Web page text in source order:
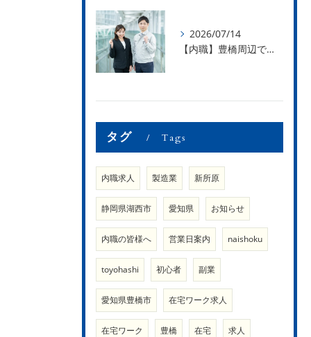
2026/07/14
【内職】豊橋周辺で内職のお仕事を探している方募集中！【内職さまのお声②】
タグ Tags
内職求人 製造業 新所原
静岡県湖西市 愛知県 お知らせ
内職の皆様へ 営業日案内 naishoku
toyohashi 初心者 副業
愛知県豊橋市 在宅ワーク求人
在宅ワーク 豊橋 在宅 求人